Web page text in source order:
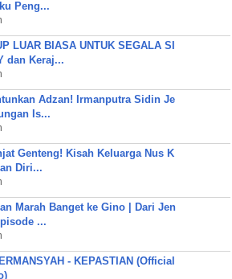
Peng...
LUAR BIASA UNTUK SEGALA SI
dan Keraj...
Adzan! Irmanputra Sidin Je
Is...
Genteng! Kisah Keluarga Nus K
Diri...
Marah Banget ke Gino | Dari Jen
...
- KEPASTIAN (Official